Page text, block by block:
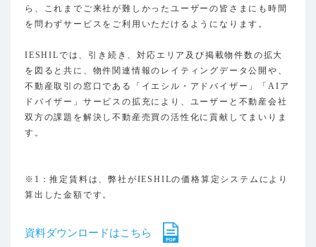
ら、これまでご来社が難しかったユーザーの皆さまにも時間
を問わずサービスをご利用いただけるようになります。
IESHILでは、引き続き、対応エリア及び掲載物件数の拡大
を図ると共に、物件関連情報のレイティングデータ公開や、
不動産取引の窓口である「イエシル・アドバイザー」「AIア
ドバイザー」サービスの拡充により、ユーザーと不動産会社
双方の課題を解決し不動産売買の活性化に貢献してまいりま
す。
※1：推定賃料は、弊社がIESHILの価格算定システムにより
算出した金額です。
資料ダウンロードはこちら